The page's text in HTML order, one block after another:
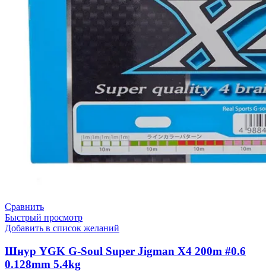
Сравнить
Быстрый просмотр
Добавить в список желаний
Шнур YGK G-Soul Super Jigman X4 200m #0.6
0.128mm 5.4kg